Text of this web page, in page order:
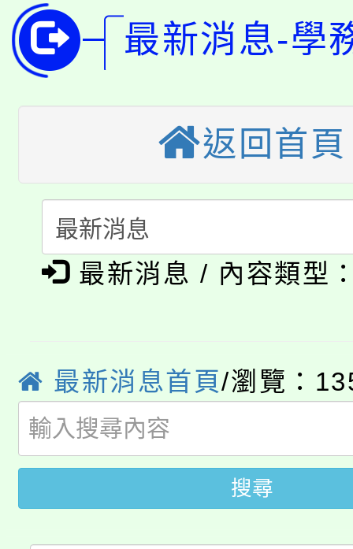
代理(課)教師甄選結果(
公告本校115學年度第
代理(課)教師甄選結果
轉知中國文化大學推廣
程，歡迎學生輔導中心
心理、諮商輔導、社會
系所師生報名參加。
縣市「校園短影音徵
門員」簡章及活動海報
踴躍報名參加。
桃園市115學年度學生
要點
展演活動實施計畫」
115年度「教育部表揚
義教育推展貢獻獎」
公告本校115學年度第
代理(課)教師甄選結果
「2026金融保險知識
生本土語及新住民語歌
公告本校115學年度第
代理(課)教師甄選結果(
公告本校115學年度第
代理(課)教師甄選結果(
轉知中國文化大學推廣
《TA101》溝通分析基
轉知苗栗縣政府辦理
最新消息-學
返回首頁
最新消息 / 內容類型
最新消息首頁/瀏覽：
搜尋